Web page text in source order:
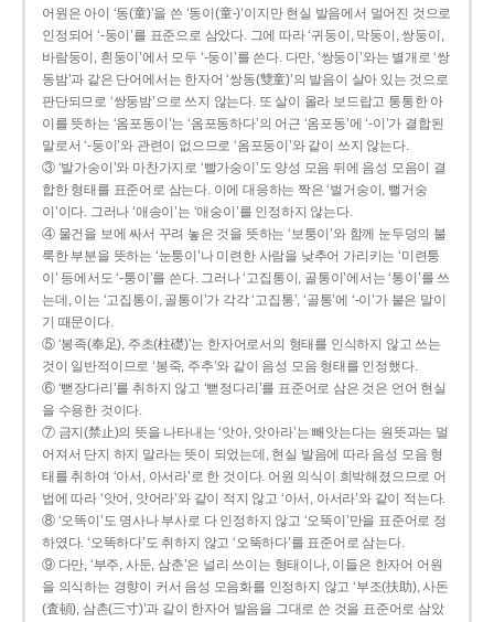
어원은 아이 ‘동(童)’을 쓴 ‘동이(童-)’이지만 현실 발음에서 멀어진 것으로
인정되어 ‘-둥이’를 표준으로 삼았다. 그에 따라 ‘귀둥이, 막둥이, 쌍둥이,
바람둥이, 흰둥이’에서 모두 ‘-둥이’를 쓴다. 다만, ‘쌍둥이’와는 별개로 ‘쌍
동밤’과 같은 단어에서는 한자어 ‘쌍동(雙童)’의 발음이 살아 있는 것으로
판단되므로 ‘쌍둥밤’으로 쓰지 않는다. 또 살이 올라 보드랍고 통통한 아
이를 뜻하는 ‘옴포동이’는 ‘옴포동하다’의 어근 ‘옴포동’에 ‘-이’가 결합된
말로서 ‘-둥이’와 관련이 없으므로 ‘옴포둥이’와 같이 쓰지 않는다.
③ ‘발가숭이’와 마찬가지로 ‘빨가숭이’도 양성 모음 뒤에 음성 모음이 결
합한 형태를 표준어로 삼는다. 이에 대응하는 짝은 ‘벌거숭이, 뻘거숭
이’이다. 그러나 ‘애송이’는 ‘애숭이’를 인정하지 않는다.
④ 물건을 보에 싸서 꾸려 놓은 것을 뜻하는 ‘보퉁이’와 함께 눈두덩의 불
룩한 부분을 뜻하는 ‘눈퉁이’나 미련한 사람을 낮추어 가리키는 ‘미련퉁
이’ 등에서도 ‘-퉁이’를 쓴다. 그러나 ‘고집통이, 골통이’에서는 ‘통이’를 쓰
는데, 이는 ‘고집통이, 골통이’가 각각 ‘고집통’, ‘골통’에 ‘-이’가 붙은 말이
기 때문이다.
⑤ ‘봉족(奉足), 주초(柱礎)’는 한자어로서의 형태를 인식하지 않고 쓰는
것이 일반적이므로 ‘봉죽, 주추’와 같이 음성 모음 형태를 인정했다.
⑥ ‘뻗장다리’를 취하지 않고 ‘뻗정다리’를 표준어로 삼은 것은 언어 현실
을 수용한 것이다.
⑦ 금지(禁止)의 뜻을 나타내는 ‘앗아, 앗아라’는 빼앗는다는 원뜻과는 멀
어져서 단지 하지 말라는 뜻이 되었는데, 현실 발음에 따라 음성 모음 형
태를 취하여 ‘아서, 아서라’로 한 것이다. 어원 의식이 희박해졌으므로 어
법에 따라 ‘앗어, 앗어라’와 같이 적지 않고 ‘아서, 아서라’와 같이 적는다.
⑧ ‘오똑이’도 명사나 부사로 다 인정하지 않고 ‘오뚝이’만을 표준어로 정
하였다. ‘오똑하다’도 취하지 않고 ‘오뚝하다’를 표준어로 삼는다.
⑨ 다만, ‘부주, 사둔, 삼춘’은 널리 쓰이는 형태이나, 이들은 한자어 어원
을 의식하는 경향이 커서 음성 모음화를 인정하지 않고 ‘부조(扶助), 사돈
(査頓), 삼촌(三寸)’과 같이 한자어 발음을 그대로 쓴 것을 표준어로 삼았